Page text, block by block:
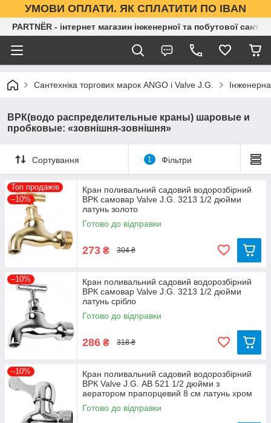
УМОВИ ОПЛАТИ. ЯК СПЛАТИТИ ПО IBAN
PARTNЁR - інтернет магазин інженерної та побутової
Сантехніка торгових марок ANGO і Valve J.G.
ВРК(водо распределительные краны) шаровые и
пробковые: «зовнішня-зовнішня»
Сортування 1 Фільтри
Топ продажів
–10%
Кран поливальний садовий водорозбірний
ВРК самовар Valve J.G. 3213 1/2 дюйми
латунь золото
Готово до відправки
273 ₴ 304 ₴
–10%
Кран поливальний садовий водорозбірний
ВРК самовар Valve J.G. 3213 1/2 дюйми
латунь срібло
Готово до відправки
286 ₴ 318 ₴
–10%
Кран поливальний садовий водорозбірний
ВРК Valve J.G. АВ 521 1/2 дюйми з
аератором прапорцевий 8 см латунь хром
Готово до відправки